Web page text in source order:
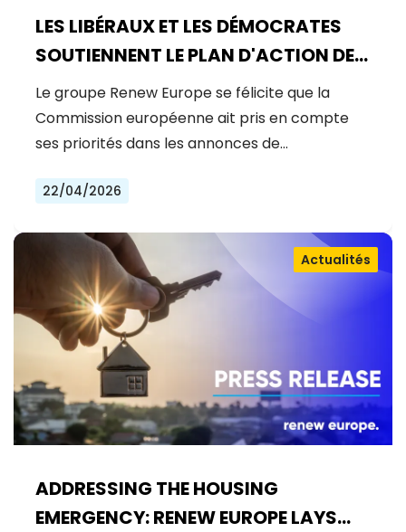
LES LIBÉRAUX ET LES DÉMOCRATES
SOUTIENNENT LE PLAN D'ACTION DE
LA COMMISSION EUROPÉENNE POUR
L'ÉNERGIE, MAIS LA MOBILISATION DE
CAPITAUX PRIVÉS POUR LA
L'EUROPE EST URGENTE
Le groupe Renew Europe se félicite que la
Commission européenne ait pris en compte
ses priorités dans les annonces de…
22/04/2026
ADDRESSING THE HOUSING
EMERGENCY: RENEW EUROPE LAYS
Actualités